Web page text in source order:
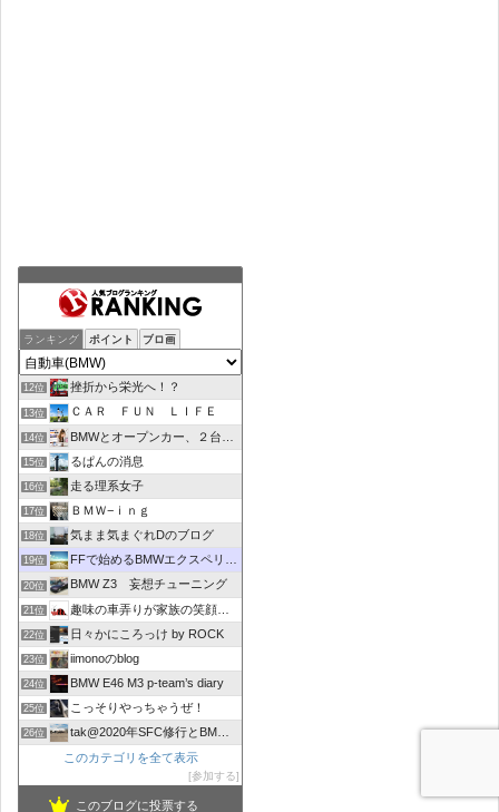
ランキング ポイント ブロ画
12位 挫折から栄光へ！？
13位 ＣＡＲ ＦＵＮ ＬＩＦＥ
14位 BMWとオープンカー、２台持ちは大変でした/GOCCHI
15位 るぱんの消息
16位 走る理系女子
17位 ＢＭＷ−ｉｎｇ
18位 気まま気まぐれDのブログ
19位 FFで始めるBMWエクスペリエンス
20位 BMW Z3 妄想チューニング
21位 趣味の車弄りが家族の笑顔の中心にありますように
22位 日々かにころっけ by ROCK
23位 iimonoのblog
24位 BMW E46 M3 p-team’s diary
25位 こっそりやっちゃうぜ！
26位
tak@2020年SFC修行とBMW(F30)の備忘録。
このカテゴリを全て表示
参加する
このブログに投票する